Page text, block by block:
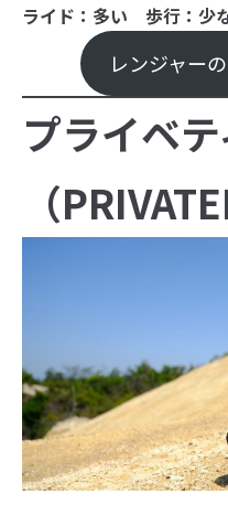
ライド：多い 歩行：少
レンジャー
プライベ
（